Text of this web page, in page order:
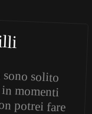
solito
momenti
potrei fare
a casa
poche altre
la guardo.